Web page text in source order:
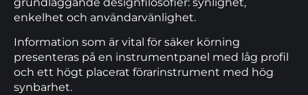
enkelhet och användarvänlighet.
Information som är vital för säker körning
presenteras på en instrumentpanel med låg profil
och ett högt placerat förarinstrument med hög
synbarhet.